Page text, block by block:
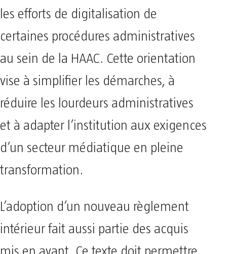
les efforts de digitalisation de
certaines procédures administratives
au sein de la HAAC. Cette orientation
vise à simplifier les démarches, à
réduire les lourdeurs administratives
et à adapter l’institution aux exigences
d’un secteur médiatique en pleine
transformation.
L’adoption d’un nouveau règlement
intérieur fait aussi partie des acquis